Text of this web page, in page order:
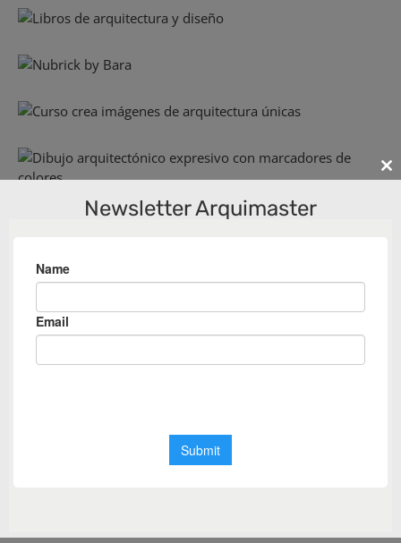
Newsletter Arquimaster